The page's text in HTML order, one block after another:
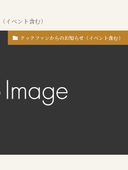
イベント含む）
クックファンからのお知らせ（イベント含む）